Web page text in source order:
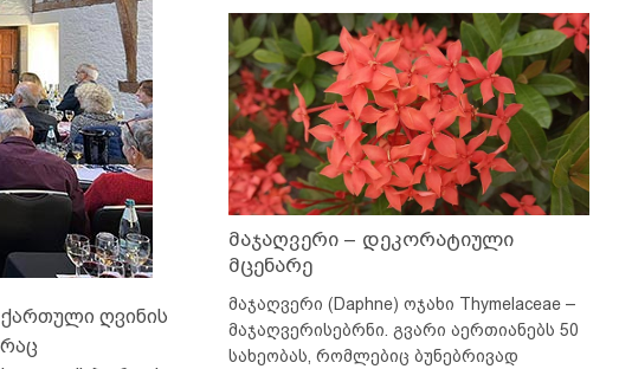
ქართული ღვინის
მაჯაღვერი – დეკორატიული
მცენარე
მაჯაღვერი (Daphne) ოჯახი Thymelaceae –
მაჯაღვერისებრნი. გვარი აერთიანებს 50
სახეობას, რომლებიც ბუნებრივად